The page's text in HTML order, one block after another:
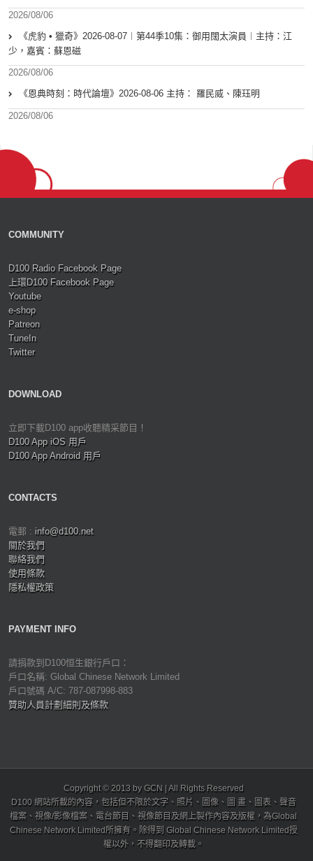
2026/08/06
《虎豹 • 獵奇》2026-08-07︱第44季10集：御用闊太演員︱主持：江
少，嘉賓：蘇恩磁
2026/08/06
《恩典時刻：時代論壇》2026-08-06 主持： 羅民威、陳珏明
2026/08/06
COMMUNITY
D100 Radio Facebook Page
上環D100 Facebook Page
Youtube
e-shop
Patreon
TuneIn
Twitter
DOWNLOAD
立即下載D100 app收聽精采節目！
D100 App iOS 用戶
D100 App Android 用戶
CONTACTS
電郵 : info@d100.net
關於我們
聯絡我們
使用條款
隱私權政策
PAYMENT INFO
請捐款到D100恒生銀行戶口：
戶口名稱: Global Chinese Network Limited
戶口號碼 A/C: 787-087998-883
贊助人員計劃細則及條款
Copyright © 2013 by GCN | All Rights Reserved
D100 網站所載的內容，包括但不限於文字、照片、圖像、圖 畫、圖表、聲音
檔案、視像/影像檔案、電台節目、視像節目及網上製作內容及版權，為Global
Chinese Network Limited所擁有。除得到 Global Chinese Network Limited授
權以外，不得翻印及轉載。